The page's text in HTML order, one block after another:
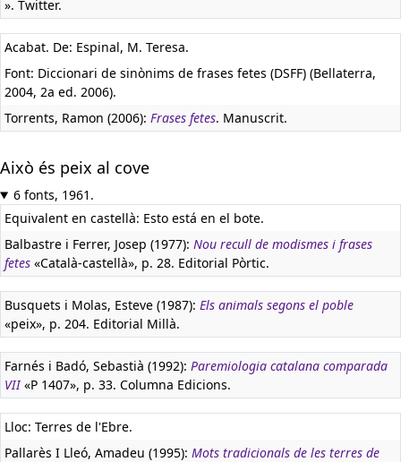
». Twitter.
Acabat. De: Espinal, M. Teresa.
Font: Diccionari de sinònims de frases fetes (DSFF) (Bellaterra,
2004, 2a ed. 2006).
Torrents, Ramon (2006): Frases fetes. Manuscrit.
Això és peix al cove
6 fonts, 1961.
Equivalent en castellà: Esto está en el bote.
Balbastre i Ferrer, Josep (1977): Nou recull de modismes i frases
fetes «Català-castellà», p. 28. Editorial Pòrtic.
Busquets i Molas, Esteve (1987): Els animals segons el poble
«peix», p. 204. Editorial Millà.
Farnés i Badó, Sebastià (1992): Paremiologia catalana comparada
VII«P 1407», p. 33. Columna Edicions.
Lloc: Terres de l'Ebre.
Pallarès I Lleó, Amadeu (1995): Mots tradicionals de les terres de